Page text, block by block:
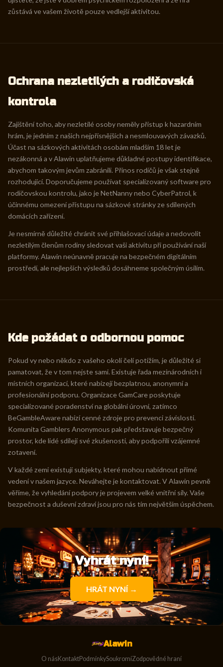
zůstává ve vašem životě pouze vedlejší aktivitou.
Ochrana nezletilých a rodičovská
kontrola
Zajištění toho, aby nezletilé osoby neměly přístup k hazardním
hrám, je jedním z našich nejpřísnějších a nesmlouvavých závazků.
Účast na sázkových aktivitách osobám mladším 18 let je
nezákonná a v Alawin uplatňujeme důkladné postupy identifikace,
abychom takovým jevům zabránili. Přínos rodičů je však stejně
rozhodující. Doporučujeme používat specializovaný software pro
rodičovskou kontrolu, jako je NetNanny nebo CyberPatrol, k
účinnému omezení přístupu na sázkové stránky ze sdílených
domácích zařízení.
Je nesmírně důležité chránit své přihlašovací údaje a nedovolit
nezletilým členům rodiny sledovat vaši aktivitu při používání naší
platformy. Alawin neúnavně pracuje na bezpečném digitálním
prostředí, ale nejlepších výsledků dosáhneme společným úsilím.
Kde požádat o odbornou pomoc
Pokud vy nebo někdo z vašeho okolí čelí potížím, je důležité si
pamatovat, že v tom nejste sami. Existuje řada mezinárodních i
místních organizací, které nabízejí bezplatnou, anonymní a
profesionální podporu. Organizace GamCare poskytuje
specializované poradenství na globální úrovni, zatímco
BeGambleAware nabízí cenné zdroje pro prevenci závislosti.
Komunita Gamblers Anonymous pak představuje bezpečný
prostor, kde lidé sdílejí své zkušenosti, aby podpořili vzájemné
zotavení.
V každé zemi existují subjekty, které mohou nabídnout přímé
vedení v našem jazyce. Neváhejte je kontaktovat. V Alawin pevně
věříme, že vyhledání podpory je projevem velké vnitřní síly. Vaše
bezpečnost a duševní zdraví jsou pro nás tím největším úspěchem.
Vyhrát nyní!
HRÁT NYNÍ →
Alawin
O násKontaktPodmínkySoukromíZodpovědné hraní